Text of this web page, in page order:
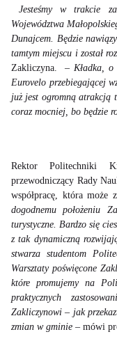
Jesteśmy w trakcie
Województwa
Dunajcem. Będzie
tamtym miejscu i został
Zakliczyna.
– Kładka, o
Eurovelo przebiegającej
już jest ogromną atrakcją
coraz mocniej, bo będzie
Rektor Politechniki
przewodniczący Rady
współpracę, która
dogodnemu położeniu
turystyczne. Bardzo się
z tak dynamiczną
stwarza studentom
Warsztaty poświęcone
które promujemy na
praktycznych
Zakliczynowi – jak
zmian w gminie – mówi